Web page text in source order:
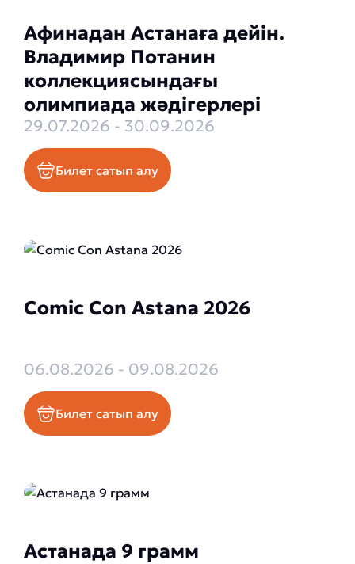
Афинадан Астанаға дейін.
Владимир Потанин
коллекциясындағы
олимпиада жәдігерлері
29.07.2026 - 30.09.2026
Билет сатып алу
Comic Con Astana 2026
06.08.2026 - 09.08.2026
Билет сатып алу
Астанада 9 грамм